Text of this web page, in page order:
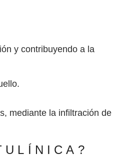
y contribuyendo a la
mediante la infiltración de